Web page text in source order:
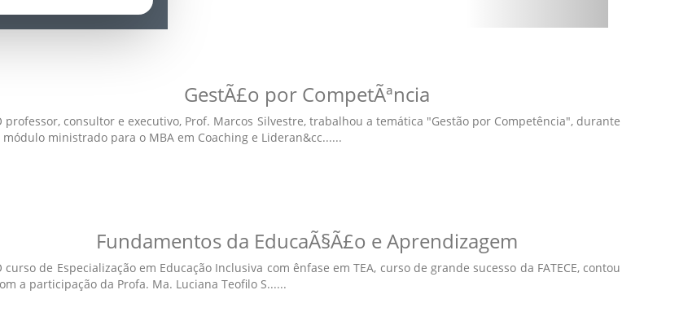
GestÃ£o por CompetÃªncia
professor, consultor e executivo, Prof. Marcos Silvestre, trabalhou a temática "Gestão por Competência", durante
módulo ministrado para o MBA em Coaching e Lideran&cc......
Fundamentos da EducaÃ§Ã£o e Aprendizagem
curso de Especialização em Educação Inclusiva com ênfase em TEA, curso de grande sucesso da FATECE, contou
a participação da Profa. Ma. Luciana Teofilo S......